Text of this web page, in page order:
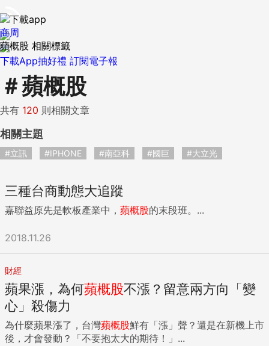
下載App抽好禮 訂閱電子報
商周
蘋概股 相關標籤
＃蘋概股
共有 120 則相關文章
相關主題
#立訊 #IPHONE #南亞科 #國巨 #大立光
三種台商動態大追蹤
嘉聯益原先是軟板產業中， 蘋概股的末段班。...
2018.11.26
財經
蘋果漲，為何蘋概股不漲？留意兩方向「變
心」殺傷力
為什麼蘋果漲了，台灣蘋概股鮮有「漲」聲？還是在新機上市
後，才會發動？「不要抱太大的期待！」...